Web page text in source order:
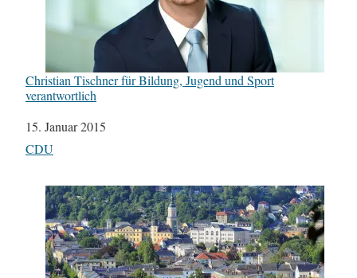
Christian Tischner für Bildung, Jugend und Sport
verantwortlich
Datum
15. Januar 2015
In Bezug auf
CDU